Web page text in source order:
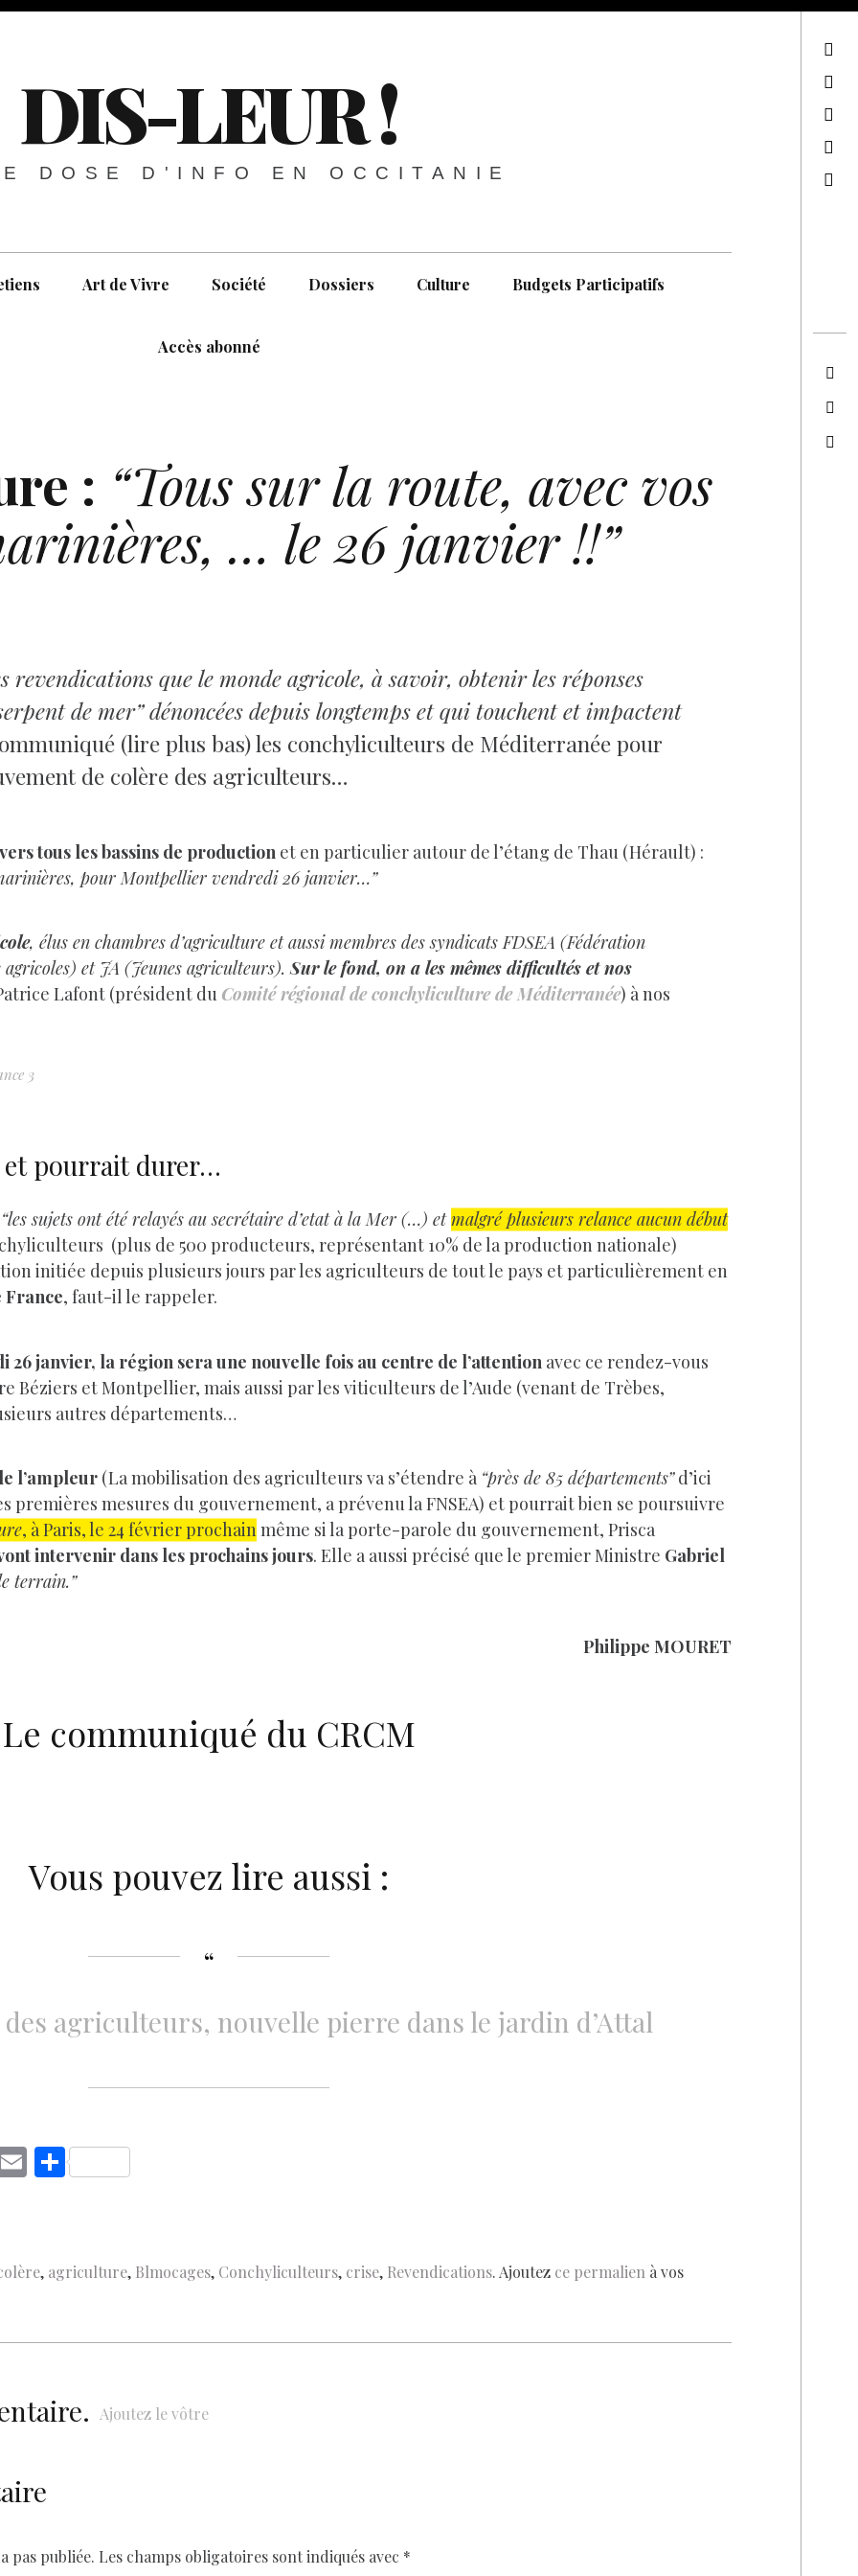
DIS-LEUR !
DOSE D'INFO EN OCCITANIE
Art de Vivre Société Dossiers Culture Budgets Participatifs
Accès abonné
: “Tous sur la route, avec vos
… le 26 janvier !!”
revendications que le monde agricole, à savoir, obtenir les réponses
de mer” dénoncées depuis longtemps et qui touchent et impactent
(lire plus bas) les conchyliculteurs de Méditerranée pour
de colère des agriculteurs…
tous les bassins de production et en particulier autour de l’étang de Thau (Hérault) :
pour Montpellier vendredi 26 janvier…”
, élus en chambres d’agriculture et aussi membres des syndicats FDSEA (Fédération
agricoles) et JA (Jeunes agriculteurs).Sur le fond, on a les mêmes difficultés et nos
Lafont (président du Comité régional de conchyliculture de Méditerranée) à nos
3
et pourrait durer…
“les sujets ont été relayés au secrétaire d’etat à la Mer (…) etmalgré plusieurs relance aucun début
(plus de 500 producteurs, représentant 10% de la production nationale)
initiée depuis plusieurs jours par les agriculteurs de tout le pays et particulièrement en
, faut-il le rappeler.
janvier, la région sera une nouvelle fois au centre de l’attention avec ce rendez-vous
Béziers et Montpellier, mais aussi par les viticulteurs de l’Aude (venant de Trèbes,
autres départements…
l’ampleur (La mobilisation des agriculteurs va s’étendre à “près de 85 départements”d’ici
premières mesures du gouvernement, a prévenu la FNSEA) et pourrait bien se poursuivre
, à Paris, le 24 février prochainmême si la porte-parole du gouvernement, Prisca
intervenir dans les prochains jours. Elle a aussi précisé que le premier Ministre Gabriel
terrain.”
Philippe MOURET
Le communiqué du CRCM
Vous pouvez lire aussi :
des agriculteurs, nouvelle pierre dans le jardin d’Attal
E S
, agriculture, Blmocages, Conchyliculteurs, crise, Revendications. Ajoutez ce permalien à vos
Ajoutez le vôtre
pas publiée. Les champs obligatoires sont indiqués avec *